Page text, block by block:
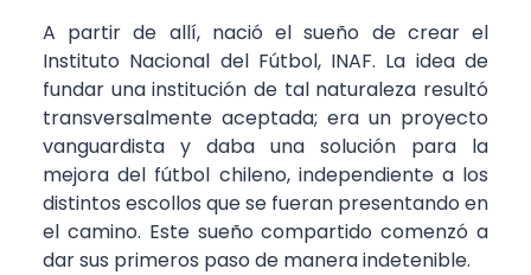
A partir de allí, nació el sueño de crear el
Instituto Nacional del Fútbol, INAF. La idea de
fundar una institución de tal naturaleza resultó
transversalmente aceptada; era un proyecto
vanguardista y daba una solución para la
mejora del fútbol chileno, independiente a los
distintos escollos que se fueran presentando en
el camino. Este sueño compartido comenzó a
dar sus primeros paso de manera indetenible.